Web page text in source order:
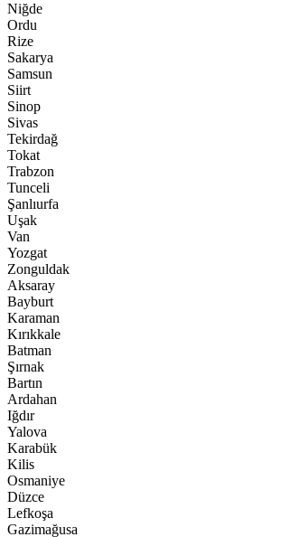
Niğde
Ordu
Rize
Sakarya
Samsun
Siirt
Sinop
Sivas
Tekirdağ
Tokat
Trabzon
Tunceli
Şanlıurfa
Uşak
Van
Yozgat
Zonguldak
Aksaray
Bayburt
Karaman
Kırıkkale
Batman
Şırnak
Bartın
Ardahan
Iğdır
Yalova
Karabük
Kilis
Osmaniye
Düzce
Lefkoşa
Gazimağusa